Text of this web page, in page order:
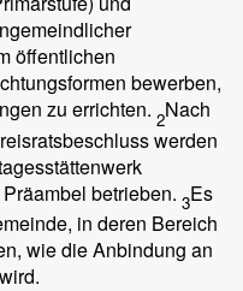
öffentlichen
bewerben,
zu errichten. 2Nach
werden
betrieben. 3Es
in deren Bereich
wie die Anbindung an